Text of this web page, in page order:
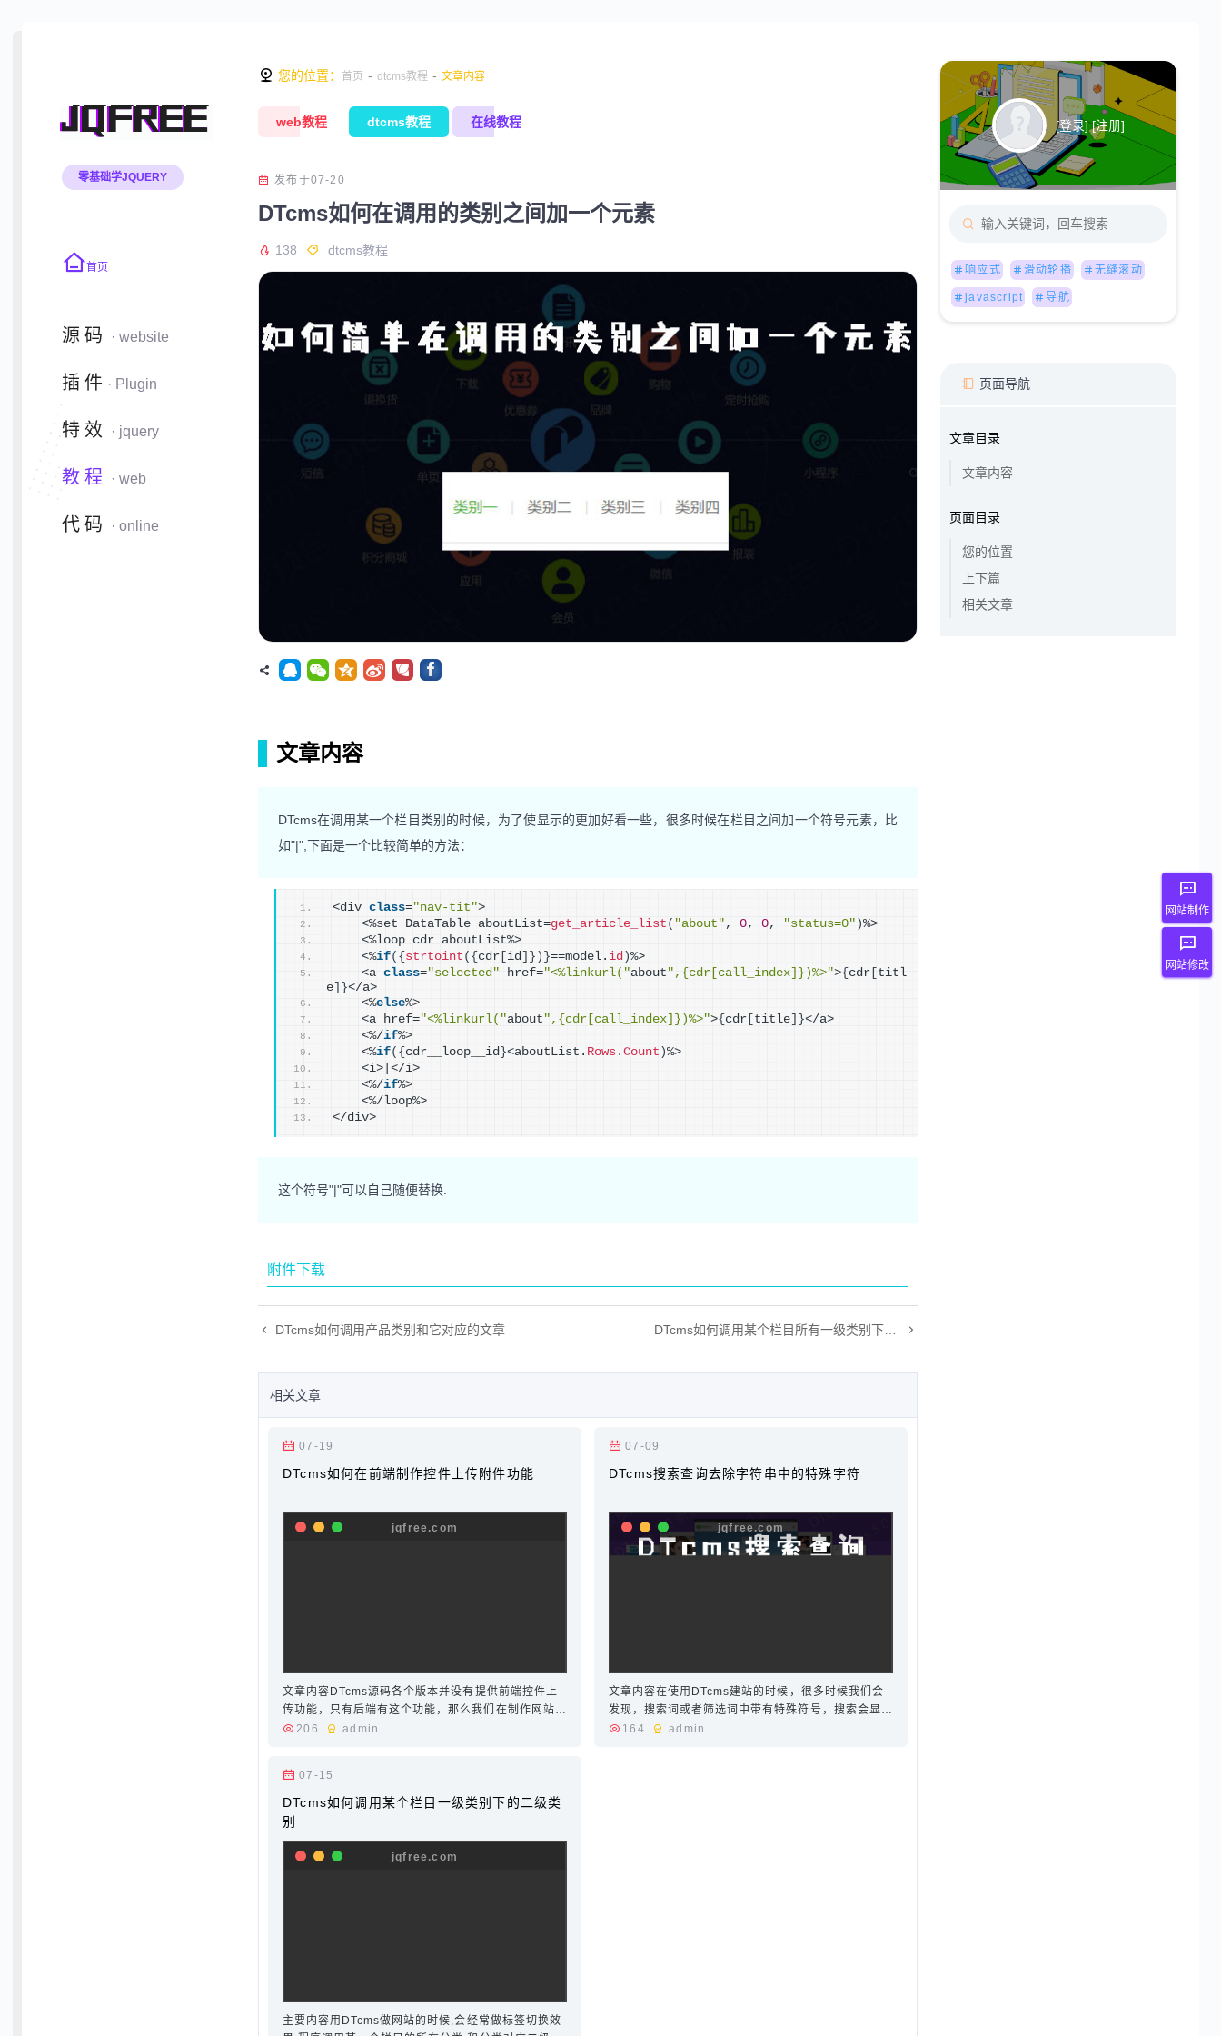
JQFREE
零基础学JQUERY
首页
源码 · website
插件 · Plugin
特效 · jquery
教程 · web
代码 · online
您的位置： 首页 - dtcms教程 - 文章内容
web教程 dtcms教程 在线教程
发布于07-20
DTcms如何在调用的类别之间加一个元素
138 dtcms教程
文章内容
DTcms在调用某一个栏目类别的时候，为了使显示的更加好看一些，很多时候在栏目之间加一个符号元素，比
如"|",下面是一个比较简单的方法：
<div class="nav-tit">
    <%set DataTable aboutList=
get_article_list ( "about" , 0, 0, "status=0" )%>
    <%loop cdr aboutList%>
    <%
if( { strtoint ( { cdr id } ) }==model. id )%>
    <a
class="selected" href="<%linkurl("about ",{cdr[call_index]})%>">{ cdr titl
e
}</a>
    <%
else%>
    <a href=
"<%linkurl("about ",{cdr[call_index]})%>">{ cdr title }</a>
    <%/
if%>
    <%
if( { cdr__loop__id }<aboutList. Rows . Count )%>
    <i>|</i>
    <%/
if%>
    <%/loop%>
</div>
这个符号"|"可以自己随便替换.
附件下载
DTcms如何调用产品类别和它对应的文章 DTcms如何调用某个栏目所有一级类别下的二级类别(二)
相关文章
07-19
DTcms如何在前端制作控件上传附件功能
文章内容DTcms源码各个版本并没有提供前端控件上
传功能，只有后端有这个功能，那么我们在制作网站的
时候，尤其是制作招聘功能的时候，有的时候需要有客
cdata_tag="scrip…
206 admin
07-09
DTcms搜索查询去除字符串中的特殊字符
文章内容在使用DTcms建站的时候，很多时候我们会
发现，搜索词或者筛选词中带有特殊符号，搜索会显示
无结果，这个问题如何解决呢，今天就给大家分享一下
164 admin
07-15
DTcms如何调用某个栏目一级类别下的二级类
别
主要内容用DTcms做网站的时候,会经常做标签切换效
[登录] [注册]
响应式 滑动轮播 无缝滚动
javascript 导航
页面导航
文章目录
文章内容
页面目录
您的位置
上下篇
相关文章
网站制作
网站修改